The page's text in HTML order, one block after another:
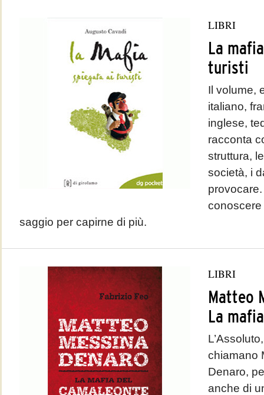
LIBRI
La
turisti
Il volume,
italiano,
inglese,
racconta
struttura,
società, i
conoscere
saggio per capirne di più.
LIBRI
Matteo
La
chiamano
Denaro,
anche di